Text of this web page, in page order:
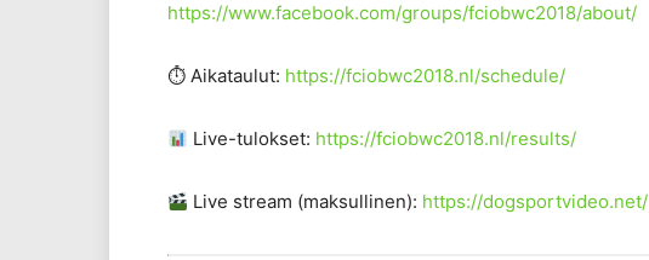
https://www.facebook.com/groups/fciobwc2018/about/
⏱ Aikataulut: https://fciobwc2018.nl/schedule/
Live-tulokset: https://fciobwc2018.nl/results/
Live stream (maksullinen): https://dogsportvideo.net/